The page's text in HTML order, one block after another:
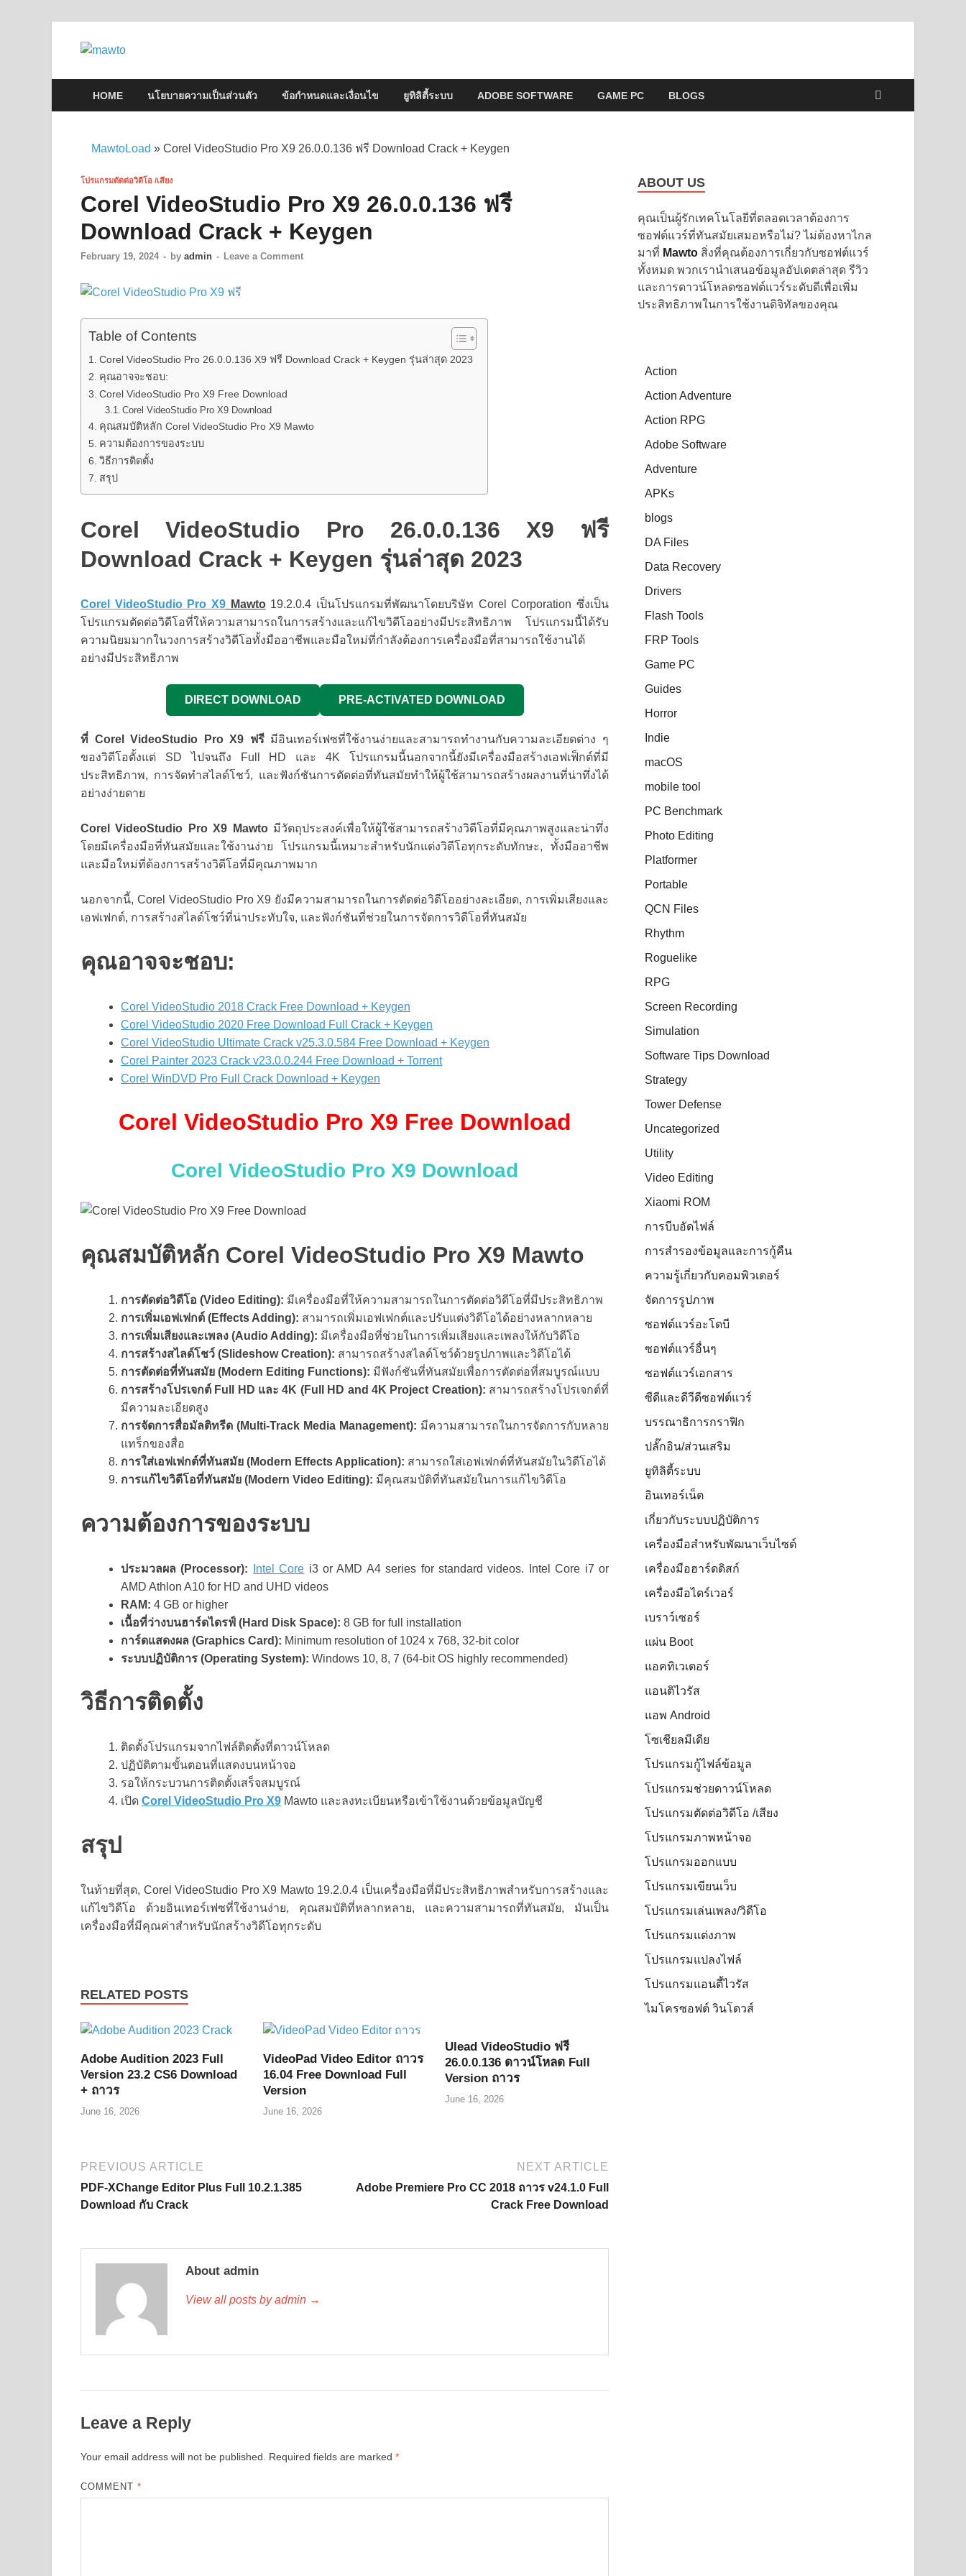
MAWTO
HOME นโยบายความเป็นส่วนตัว ข้อกำหนดและเงื่อนไข ยูทิลิตี้ระบบ ADOBE SOFTWARE GAME PC BLOGS
MawtoLoad » Corel VideoStudio Pro X9 26.0.0.136 ฟรี Download Crack + Keygen
โปรแกรมตัดต่อวิดีโอ /เสียง
Corel VideoStudio Pro X9 26.0.0.136 ฟรี
Download Crack + Keygen
February 19, 2024 - by admin - Leave a Comment
Table of Contents
Corel VideoStudio Pro 26.0.0.136 X9 ฟรี Download Crack + Keygen รุ่นล่าสุด 2023
คุณอาจจะชอบ:
Corel VideoStudio Pro X9 Free Download
Corel VideoStudio Pro X9 Download
คุณสมบัติหลัก Corel VideoStudio Pro X9 Mawto
ความต้องการของระบบ
วิธีการติดตั้ง
สรุป
Corel VideoStudio Pro 26.0.0.136 X9 ฟรี
Download Crack + Keygen รุ่นล่าสุด 2023
Corel VideoStudio Pro X9 Mawto19.2.0.4 เป็นโปรแกรมที่พัฒนาโดยบริษัท Corel Corporation ซึ่งเป็น
โปรแกรมตัดต่อวิดีโอที่ให้ความสามารถในการสร้างและแก้ไขวิดีโออย่างมีประสิทธิภาพ โปรแกรมนี้ได้รับ
ความนิยมมากในวงการสร้างวิดีโอทั้งมืออาชีพและมือใหม่ที่กำลังต้องการเครื่องมือที่สามารถใช้งานได้
อย่างมีประสิทธิภาพ
DIRECT DOWNLOAD PRE-ACTIVATED DOWNLOAD
ที่ Corel VideoStudio Pro X9 ฟรีมีอินเทอร์เฟซที่ใช้งานง่ายและสามารถทำงานกับความละเอียดต่าง ๆ
ของวิดีโอตั้งแต่ SD ไปจนถึง Full HD และ 4K โปรแกรมนี้นอกจากนี้ยังมีเครื่องมือสร้างเอฟเฟ็กต์ที่มี
ประสิทธิภาพ, การจัดทำสไลด์โชว์, และฟังก์ชันการตัดต่อที่ทันสมัยทำให้ผู้ใช้สามารถสร้างผลงานที่น่าทึ่งได้
อย่างง่ายดาย
Corel VideoStudio Pro X9 Mawtoมีวัตถุประสงค์เพื่อให้ผู้ใช้สามารถสร้างวิดีโอที่มีคุณภาพสูงและน่าทึ่ง
โดยมีเครื่องมือที่ทันสมัยและใช้งานง่าย โปรแกรมนี้เหมาะสำหรับนักแต่งวิดีโอทุกระดับทักษะ, ทั้งมืออาชีพ
และมือใหม่ที่ต้องการสร้างวิดีโอที่มีคุณภาพมาก
นอกจากนี้, Corel VideoStudio Pro X9 ยังมีความสามารถในการตัดต่อวิดีโออย่างละเอียด, การเพิ่มเสียงและ
เอฟเฟกต์, การสร้างสไลด์โชว์ที่น่าประทับใจ, และฟังก์ชันที่ช่วยในการจัดการวิดีโอที่ทันสมัย
คุณอาจจะชอบ:
Corel VideoStudio 2018 Crack Free Download + Keygen
Corel VideoStudio 2020 Free Download Full Crack + Keygen
Corel VideoStudio Ultimate Crack v25.3.0.584 Free Download + Keygen
Corel Painter 2023 Crack v23.0.0.244 Free Download + Torrent
Corel WinDVD Pro Full Crack Download + Keygen
Corel VideoStudio Pro X9 Free Download
Corel VideoStudio Pro X9 Download
คุณสมบัติหลัก Corel VideoStudio Pro X9 Mawto
การตัดต่อวิดีโอ (Video Editing): มีเครื่องมือที่ให้ความสามารถในการตัดต่อวิดีโอที่มีประสิทธิภาพ
การเพิ่มเอฟเฟกต์ (Effects Adding): สามารถเพิ่มเอฟเฟกต์และปรับแต่งวิดีโอได้อย่างหลากหลาย
การเพิ่มเสียงและเพลง (Audio Adding): มีเครื่องมือที่ช่วยในการเพิ่มเสียงและเพลงให้กับวิดีโอ
การสร้างสไลด์โชว์ (Slideshow Creation): สามารถสร้างสไลด์โชว์ด้วยรูปภาพและวิดีโอได้
การตัดต่อที่ทันสมัย (Modern Editing Functions): มีฟังก์ชันที่ทันสมัยเพื่อการตัดต่อที่สมบูรณ์แบบ
การสร้างโปรเจกต์ Full HD และ 4K (Full HD and 4K Project Creation): สามารถสร้างโปรเจกต์ที่
มีความละเอียดสูง
การจัดการสื่อมัลติทรีด (Multi-Track Media Management): มีความสามารถในการจัดการกับหลาย
แทร็กของสื่อ
การใส่เอฟเฟกต์ที่ทันสมัย (Modern Effects Application): สามารถใส่เอฟเฟกต์ที่ทันสมัยในวิดีโอได้
การแก้ไขวิดีโอที่ทันสมัย (Modern Video Editing): มีคุณสมบัติที่ทันสมัยในการแก้ไขวิดีโอ
ความต้องการของระบบ
ประมวลผล (Processor): Intel Core i3 or AMD A4 series for standard videos. Intel Core i7 or
AMD Athlon A10 for HD and UHD videos
RAM: 4 GB or higher
เนื้อที่ว่างบนฮาร์ดไดรฟ์ (Hard Disk Space): 8 GB for full installation
การ์ดแสดงผล (Graphics Card): Minimum resolution of 1024 x 768, 32-bit color
ระบบปฏิบัติการ (Operating System): Windows 10, 8, 7 (64-bit OS highly recommended)
วิธีการติดตั้ง
ติดตั้งโปรแกรมจากไฟล์ติดตั้งที่ดาวน์โหลด
ปฏิบัติตามขั้นตอนที่แสดงบนหน้าจอ
รอให้กระบวนการติดตั้งเสร็จสมบูรณ์
เปิด Corel VideoStudio Pro X9 Mawto และลงทะเบียนหรือเข้าใช้งานด้วยข้อมูลบัญชี
สรุป
ในท้ายที่สุด, Corel VideoStudio Pro X9 Mawto 19.2.0.4 เป็นเครื่องมือที่มีประสิทธิภาพสำหรับการสร้างและ
แก้ไขวิดีโอ ด้วยอินเทอร์เฟซที่ใช้งานง่าย, คุณสมบัติที่หลากหลาย, และความสามารถที่ทันสมัย, มันเป็น
เครื่องมือที่มีคุณค่าสำหรับนักสร้างวิดีโอทุกระดับ
RELATED POSTS
Adobe Audition 2023 Full
Version 23.2 CS6 Download
+ ถาวร
June 16, 2026
VideoPad Video Editor ถาวร
16.04 Free Download Full
Version
June 16, 2026
Ulead VideoStudio ฟรี
26.0.0.136 ดาวน์โหลด Full
Version ถาวร
June 16, 2026
PREVIOUS ARTICLE
PDF-XChange Editor Plus Full 10.2.1.385
Download กับ Crack
NEXT ARTICLE
Adobe Premiere Pro CC 2018 ถาวร v24.1.0 Full
Crack Free Download
About admin
View all posts by admin →
Leave a Reply
Your email address will not be published. Required fields are marked *
COMMENT*
ABOUT US
คุณเป็นผู้รักเทคโนโลยีที่ตลอดเวลาต้องการ
ซอฟต์แวร์ที่ทันสมัยเสมอหรือไม่? ไม่ต้องหาไกล
มาที่ Mawto สิ่งที่คุณต้องการเกี่ยวกับซอฟต์แวร์
ทั้งหมด พวกเรานำเสนอข้อมูลอัปเดตล่าสุด รีวิว
และการดาวน์โหลดซอฟต์แวร์ระดับดีเพื่อเพิ่ม
ประสิทธิภาพในการใช้งานดิจิทัลของคุณ
Action
Action Adventure
Action RPG
Adobe Software
Adventure
APKs
blogs
DA Files
Data Recovery
Drivers
Flash Tools
FRP Tools
Game PC
Guides
Horror
Indie
macOS
mobile tool
PC Benchmark
Photo Editing
Platformer
Portable
QCN Files
Rhythm
Roguelike
RPG
Screen Recording
Simulation
Software Tips Download
Strategy
Tower Defense
Uncategorized
Utility
Video Editing
Xiaomi ROM
การบีบอัดไฟล์
การสำรองข้อมูลและการกู้คืน
ความรู้เกี่ยวกับคอมพิวเตอร์
จัดการรูปภาพ
ซอฟต์แวร์อะโดบี
ซอฟต์แวร์อื่นๆ
ซอฟต์แวร์เอกสาร
ซีดีและดีวีดีซอฟต์แวร์
บรรณาธิการกราฟิก
ปลั๊กอิน/ส่วนเสริม
ยูทิลิตี้ระบบ
อินเทอร์เน็ต
เกี่ยวกับระบบปฏิบัติการ
เครื่องมือสำหรับพัฒนาเว็บไซต์
เครื่องมือฮาร์ดดิสก์
เครื่องมือไดร์เวอร์
เบราว์เซอร์
แผ่น Boot
แอคทิเวเตอร์
แอนติไวรัส
แอพ Android
โซเชียลมีเดีย
โปรแกรมกู้ไฟล์ข้อมูล
โปรแกรมช่วยดาวน์โหลด
โปรแกรมตัดต่อวิดีโอ /เสียง
โปรแกรมภาพหน้าจอ
โปรแกรมออกแบบ
โปรแกรมเขียนเว็บ
โปรแกรมเล่นเพลง/วิดีโอ
โปรแกรมแต่งภาพ
โปรแกรมแปลงไฟล์
โปรแกรมแอนตี้ไวรัส
ไมโครซอฟต์ วินโดวส์